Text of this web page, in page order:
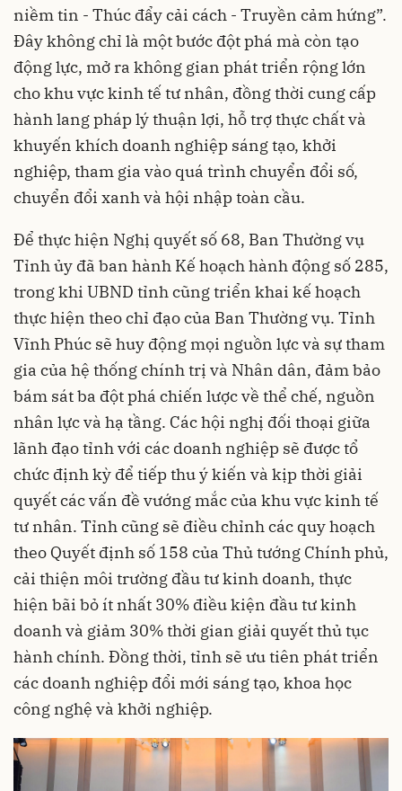
niềm tin - Thúc đẩy cải cách - Truyền cảm hứng”.
Đây không chỉ là một bước đột phá mà còn tạo
động lực, mở ra không gian phát triển rộng lớn
cho khu vực kinh tế tư nhân, đồng thời cung cấp
hành lang pháp lý thuận lợi, hỗ trợ thực chất và
khuyến khích doanh nghiệp sáng tạo, khởi
nghiệp, tham gia vào quá trình chuyển đổi số,
chuyển đổi xanh và hội nhập toàn cầu.
Để thực hiện Nghị quyết số 68, Ban Thường vụ
Tỉnh ủy đã ban hành Kế hoạch hành động số 285,
trong khi UBND tỉnh cũng triển khai kế hoạch
thực hiện theo chỉ đạo của Ban Thường vụ. Tỉnh
Vĩnh Phúc sẽ huy động mọi nguồn lực và sự tham
gia của hệ thống chính trị và Nhân dân, đảm bảo
bám sát ba đột phá chiến lược về thể chế, nguồn
nhân lực và hạ tầng. Các hội nghị đối thoại giữa
lãnh đạo tỉnh với các doanh nghiệp sẽ được tổ
chức định kỳ để tiếp thu ý kiến và kịp thời giải
quyết các vấn đề vướng mắc của khu vực kinh tế
tư nhân. Tỉnh cũng sẽ điều chỉnh các quy hoạch
theo Quyết định số 158 của Thủ tướng Chính phủ,
cải thiện môi trường đầu tư kinh doanh, thực
hiện bãi bỏ ít nhất 30% điều kiện đầu tư kinh
doanh và giảm 30% thời gian giải quyết thủ tục
hành chính. Đồng thời, tỉnh sẽ ưu tiên phát triển
các doanh nghiệp đổi mới sáng tạo, khoa học
công nghệ và khởi nghiệp.